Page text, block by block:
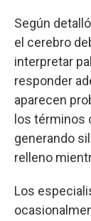
Según
el cerebro
interpretar
responder
aparecen
los términos
generando
relleno
Los